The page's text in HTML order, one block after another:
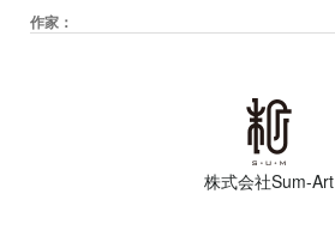
作家：
株式会社Sum-Art